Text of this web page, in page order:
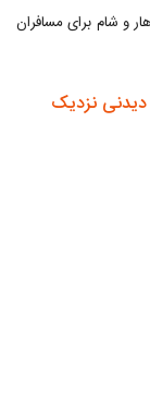
و شام برای مسافران
دیدنی نزدیک